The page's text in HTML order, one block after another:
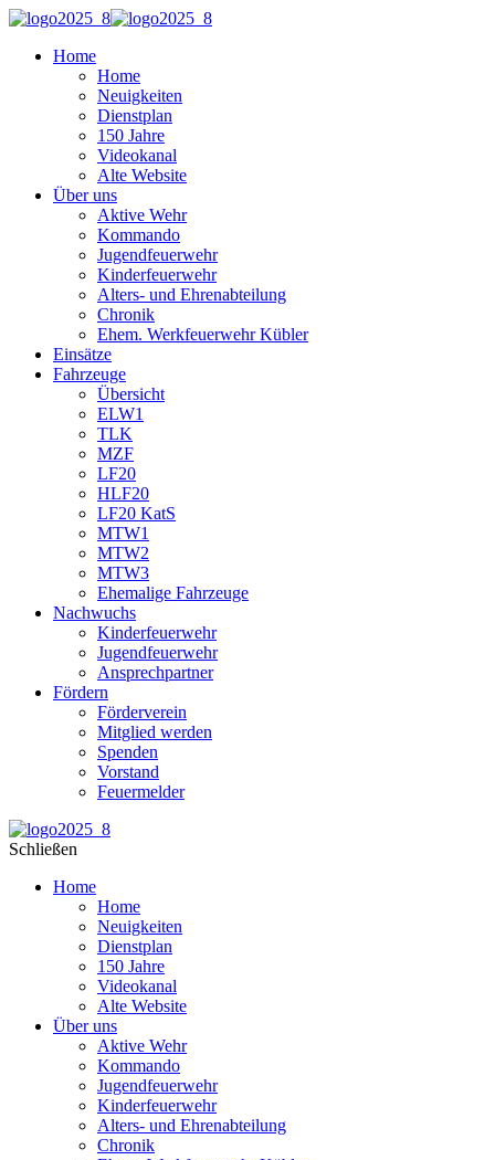
Home
Home
Neuigkeiten
Dienstplan
150 Jahre
Videokanal
Alte Website
Über uns
Aktive Wehr
Kommando
Jugendfeuerwehr
Kinderfeuerwehr
Alters- und Ehrenabteilung
Chronik
Ehem. Werkfeuerwehr Kübler
Einsätze
Fahrzeuge
Übersicht
ELW1
TLK
MZF
LF20
HLF20
LF20 KatS
MTW1
MTW2
MTW3
Ehemalige Fahrzeuge
Nachwuchs
Kinderfeuerwehr
Jugendfeuerwehr
Ansprechpartner
Fördern
Förderverein
Mitglied werden
Spenden
Vorstand
Feuermelder
Schließen
Home
Home
Neuigkeiten
Dienstplan
150 Jahre
Videokanal
Alte Website
Über uns
Aktive Wehr
Kommando
Jugendfeuerwehr
Kinderfeuerwehr
Alters- und Ehrenabteilung
Chronik